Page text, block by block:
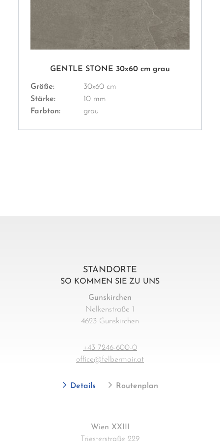
GENTLE STONE 30x60 cm grau
Größe:
30x60 cm
Stärke:
10 mm
Farbton:
grau
STANDORTE
SO KOMMEN SIE ZU UNS
Gunskirchen
Nelkenstraße 1
4623 Gunskirchen
+43 7246-600-0
office@felbermair.at
Details Routenplan
Wien XXIII
Triesterstraße 229